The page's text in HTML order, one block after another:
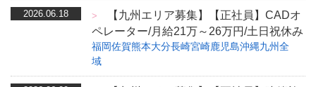
2026.06.18 >
【九州エリア募集】【正社員】CADオ
ペレーター/月給21万～26万円/土日祝休み
福岡佐賀熊本大分長崎宮崎鹿児島沖縄九州全
域